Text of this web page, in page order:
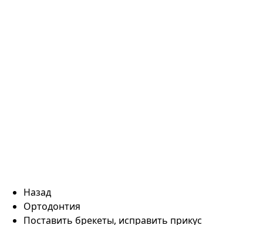
Назад
Ортодонтия
Поставить брекеты, исправить прикус